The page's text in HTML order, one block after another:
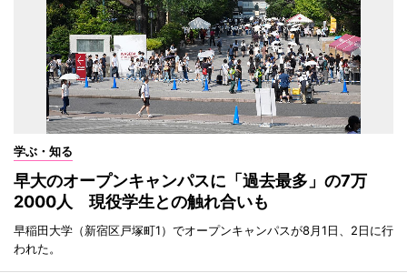
学ぶ・知る
早大のオープンキャンパスに「過去最多」の7万
2000人 現役学生との触れ合いも
早稲田大学（新宿区戸塚町1）でオープンキャンパスが8月1日、2日に行
われた。